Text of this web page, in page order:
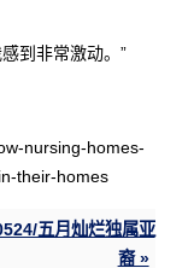
到非常激动。”
nursing-homes-
their-homes
五月灿烂独属亚
裔 »